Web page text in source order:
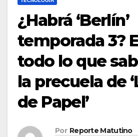
¿Habrá ‘Berlín’
temporada 3?
todo lo que
la precuela de
de Papel’
Por Reporte Matutino